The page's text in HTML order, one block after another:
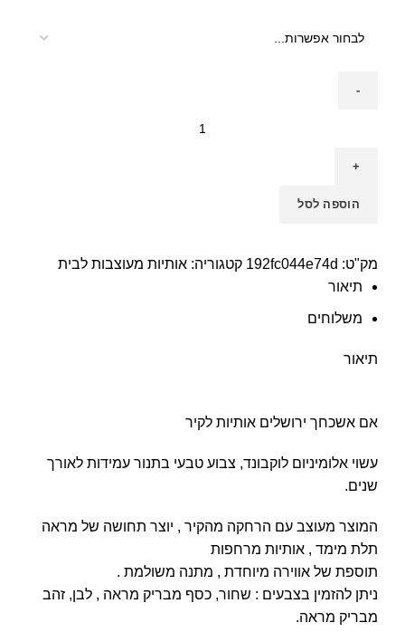
הוספה לסל
מק"ט: 192fc044e74d קטגוריה: אותיות מעוצבות לבית
תיאור
משלוחים
תיאור
אם אשכחך ירושלים אותיות לקיר
עשוי אלומיניום לוקבונד, צבוע טבעי בתנור עמידות לאורך
שנים.
המוצר מעוצב עם הרחקה מהקיר , יוצר תחושה של מראה
תלת מימד , אותיות מרחפות
תוספת של אווירה מיוחדת , מתנה משולמת .
ניתן להזמין בצבעים : שחור, כסף מבריק מראה , לבן, זהב
מבריק מראה.